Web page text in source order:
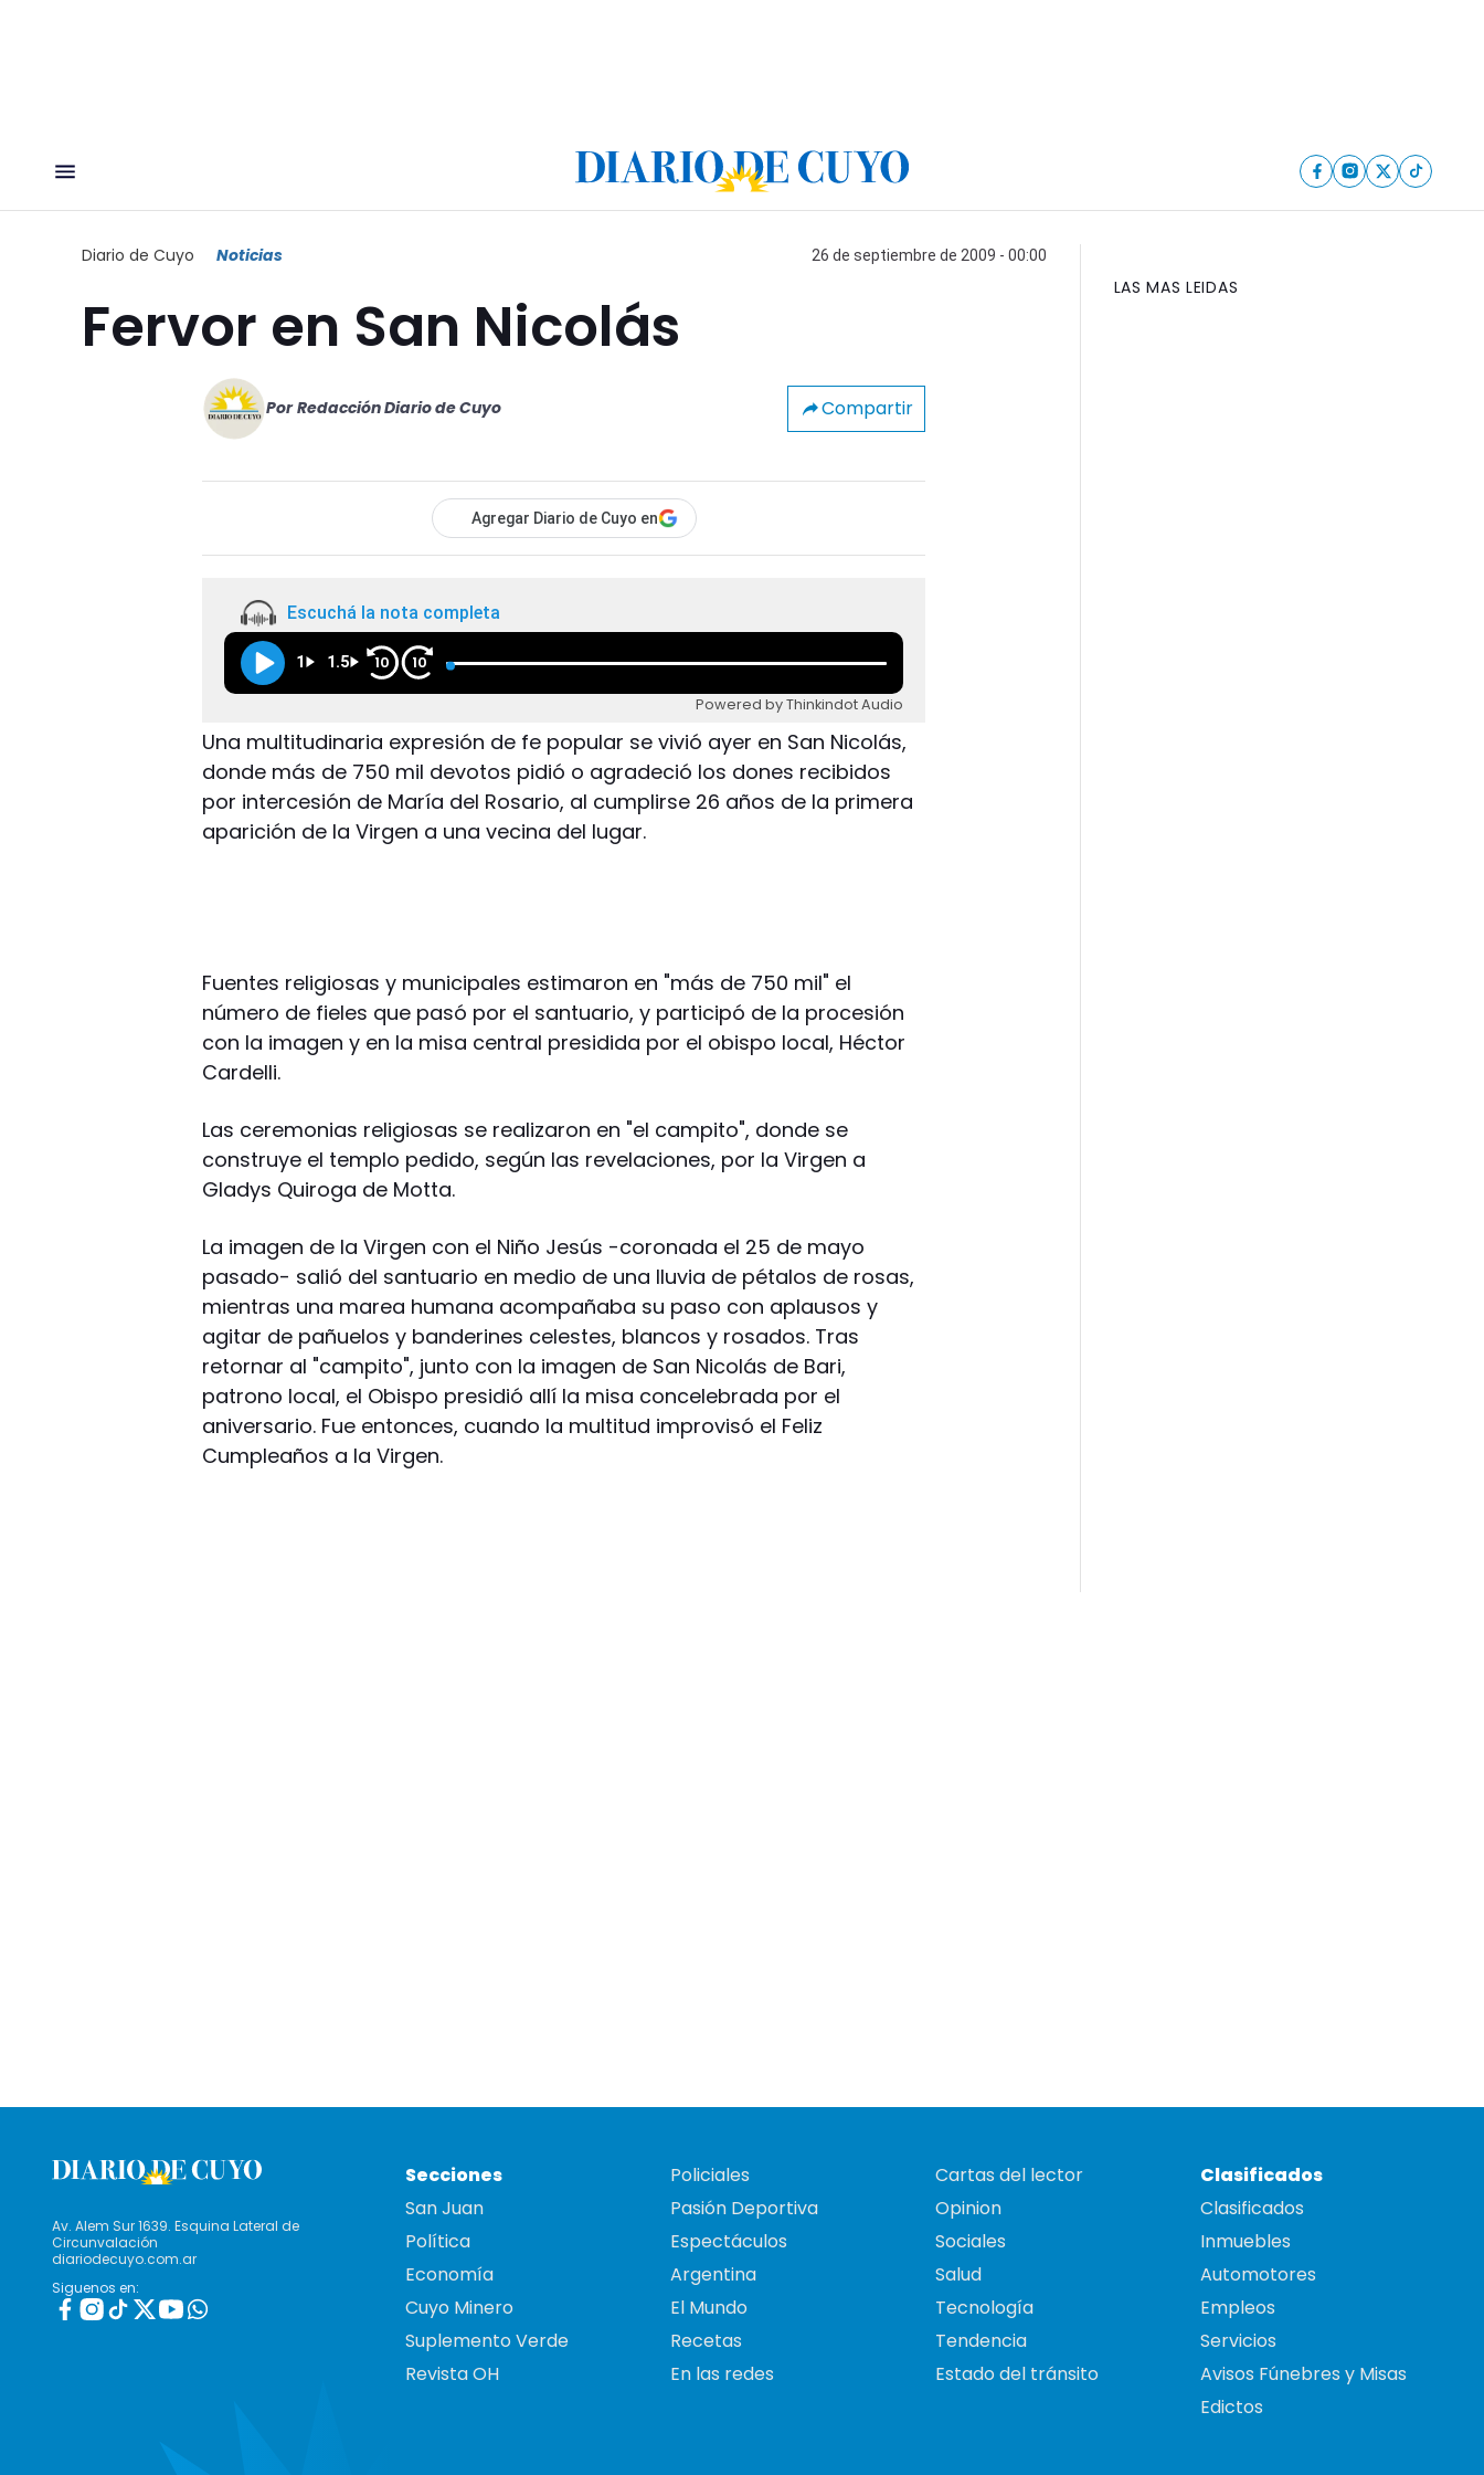
Diario de Cuyo Noticias 26 de septiembre de 2009 - 00:00
Fervor en San Nicolás
Por Redacción Diario de Cuyo Compartir
Agregar Diario de Cuyo en
Escuchá la nota completa
1 1.5 10 10
Powered by Thinkindot Audio
Una multitudinaria expresión de fe popular se vivió ayer en San Nicolás,
donde más de 750 mil devotos pidió o agradeció los dones recibidos
por intercesión de María del Rosario, al cumplirse 26 años de la primera
aparición de la Virgen a una vecina del lugar.
Fuentes religiosas y municipales estimaron en "más de 750 mil" el
número de fieles que pasó por el santuario, y participó de la procesión
con la imagen y en la misa central presidida por el obispo local, Héctor
Cardelli.
Las ceremonias religiosas se realizaron en "el campito", donde se
construye el templo pedido, según las revelaciones, por la Virgen a
Gladys Quiroga de Motta.
La imagen de la Virgen con el Niño Jesús -coronada el 25 de mayo
pasado- salió del santuario en medio de una lluvia de pétalos de rosas,
mientras una marea humana acompañaba su paso con aplausos y
agitar de pañuelos y banderines celestes, blancos y rosados. Tras
retornar al "campito", junto con la imagen de San Nicolás de Bari,
patrono local, el Obispo presidió allí la misa concelebrada por el
aniversario. Fue entonces, cuando la multitud improvisó el Feliz
Cumpleaños a la Virgen.
LAS MAS LEIDAS
Av. Alem Sur 1639. Esquina Lateral de
Circunvalación
diariodecuyo.com.ar
Siguenos en:
Secciones
San Juan
Política
Economía
Cuyo Minero
Suplemento Verde
Revista OH
Policiales
Pasión Deportiva
Espectáculos
Argentina
El Mundo
Recetas
En las redes
Cartas del lector
Opinion
Sociales
Salud
Tecnología
Tendencia
Estado del tránsito
Clasificados
Clasificados
Inmuebles
Automotores
Empleos
Servicios
Avisos Fúnebres y Misas
Edictos